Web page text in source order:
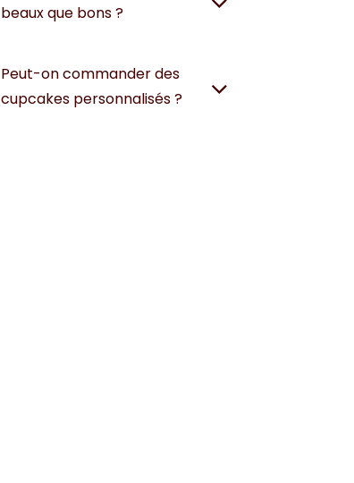
beaux que bons ?
Peut-on commander des
cupcakes personnalisés ?